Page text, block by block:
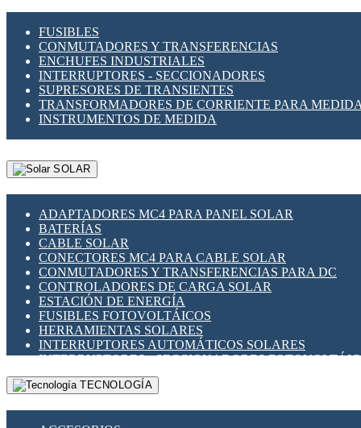
FUSIBLES
CONMUTADORES Y TRANSFERENCIAS
ENCHUFES INDUSTRIALES
INTERRUPTORES - SECCIONADORES
SUPRESORES DE TRANSIENTES
TRANSFORMADORES DE CORRIENTE PARA
INSTRUMENTOS DE MEDIDA
SOLAR
ADAPTADORES MC4 PARA PANEL SOLAR
BATERÍAS
CABLE SOLAR
CONECTORES MC4 PARA CABLE SOLAR
CONMUTADORES Y TRANSFERENCIAS PARA DC
CONTROLADORES DE CARGA SOLAR
ESTACIÓN DE ENERGÍA
FUSIBLES FOTOVOLTÁICOS
HERRAMIENTAS SOLARES
INTERRUPTORES AUTOMÁTICOS SOLARES
INTERRUPTORES - SECCIONADORES
MONTAJE PANEL SOLAR
PORTA FUSIBLES Y SECCIONADORES
TECNOLOGÍA